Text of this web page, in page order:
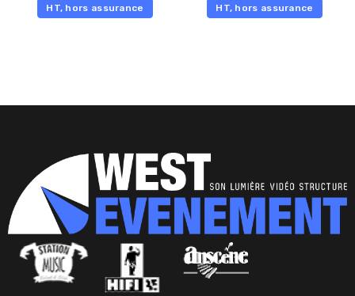
HT, hors assurance HT, hors assurance